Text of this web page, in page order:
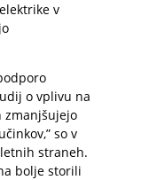
v
o vplivu na
zmanjšujejo
so v
straneh.
bolje storili